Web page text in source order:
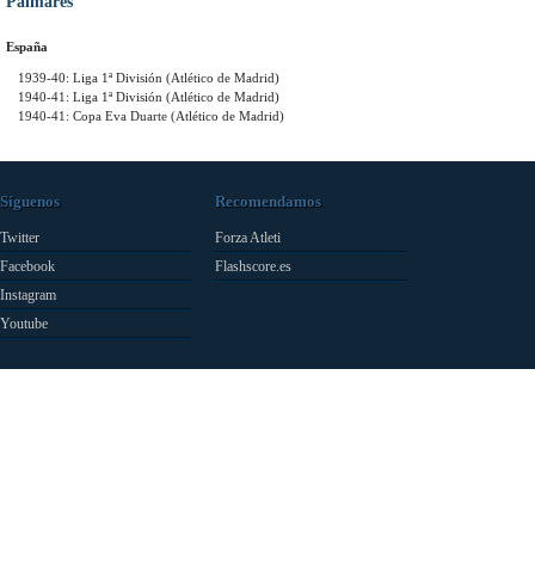
España
1939-40: Liga 1ª División (Atlético de Madrid)
1940-41: Liga 1ª División (Atlético de Madrid)
1940-41: Copa Eva Duarte (Atlético de Madrid)
Síguenos
Twitter
Facebook
Instagram
Youtube
Recomendamos
Forza Atleti
Flashscore.es